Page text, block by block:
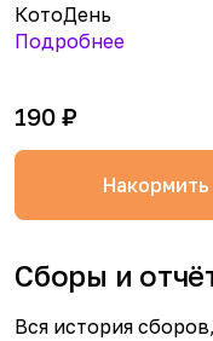
КотоДень
Подробнее
190 ₽
Накормить
Сборы и
Вся история